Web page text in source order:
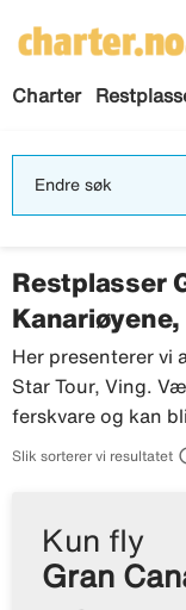
Charter
Endre søk
Restplasser
Kanariøyene,
Her presenterer vi
Star Tour, Ving.
ferskvare og kan
Slik sorterer vi resultatet
Kun fly
Gran